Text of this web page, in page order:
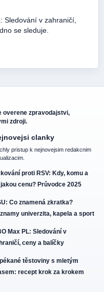
Sledování v zahraničí,
se sleduje.
overene zpravodajstvi,
zdroji.
clanky
pristup k nejnovejsim redakcnim
proti RSV: Kdy, komu a
cenu? Průvodce 2025
Co znamená zkratka?
univerzita, kapela a sport
Max PL: Sledování v
ceny a balíčky
těstoviny s mletým
recept krok za krokem